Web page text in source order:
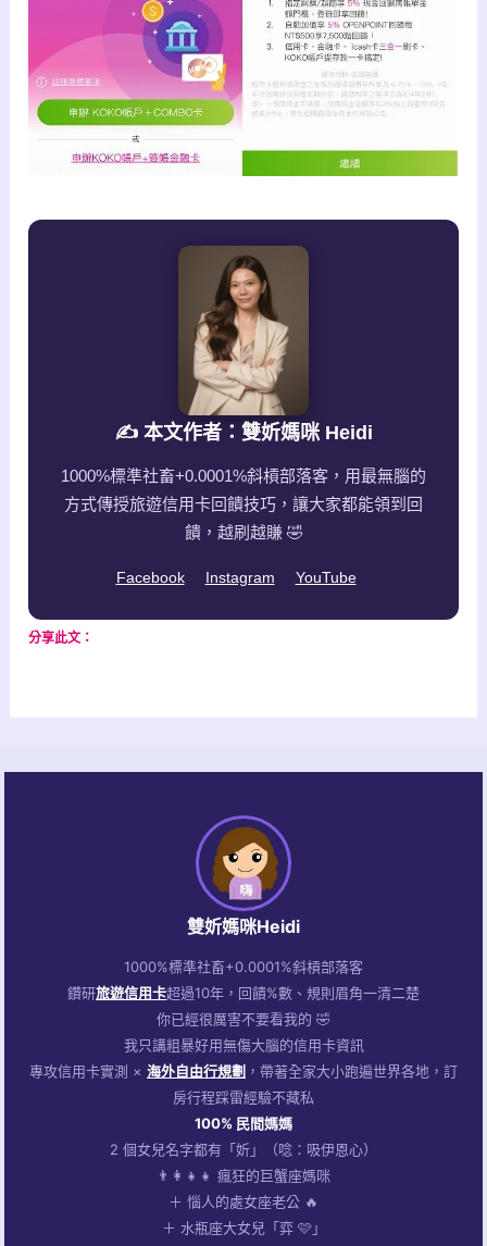
✍️ 本文作者：雙妡媽咪 Heidi
1000%標準社畜+0.0001%斜槓部落客，用最無腦的
方式傳授旅遊信用卡回饋技巧，讓大家都能領到回
饋，越刷越賺 🤣
Facebook Instagram YouTube
分享此文：
雙妡媽咪Heidi
1000%標準社畜+0.0001%斜槓部落客
鑽研旅遊信用卡超過10年，回饋%數、規則眉角一清二楚
你已經很厲害不要看我的 🤣
我只講粗暴好用無傷大腦的信用卡資訊
專攻信用卡實測 × 海外自由行規劃 ，帶著全家大小跑遍世界各地，訂
房行程踩雷經驗不藏私
100% 民間媽媽
2 個女兒名字都有「妡」（唸：吸伊恩心）
👨‍👩‍👧‍👧 瘋狂的巨蟹座媽咪
＋ 惱人的處女座老公 🔥
＋ 水瓶座大女兒「弈 🩷」